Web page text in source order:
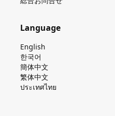
Language
English
한국어
簡体中文
繁体中文
ประเทศไทย